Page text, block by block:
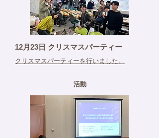
12月23日 クリスマスパーティー
​クリスマスパーティーを行いました。
活動